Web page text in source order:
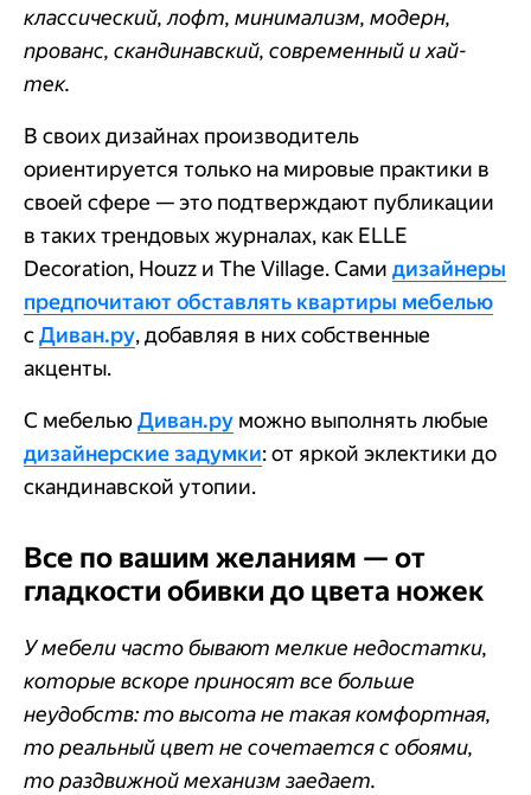
классический, лофт, минимализм, модерн,
прованс, скандинавский, современный и хай-
тек.
В своих дизайнах производитель
ориентируется только на мировые практики в
своей сфере — это подтверждают публикации
в таких трендовых журналах, как ELLE
Decoration, Houzz и The Village. Сами дизайнеры
предпочитают обставлять квартиры мебелью
сДиван.ру, добавляя в них собственные
акценты.
С мебельюДиван.ру можно выполнять любые
дизайнерские задумки: от яркой эклектики до
скандинавской утопии.
Все по вашим желаниям — от
гладкости обивки до цвета ножек
У мебели часто бывают мелкие недостатки,
которые вскоре приносят все больше
неудобств: то высота не такая комфортная,
то реальный цвет не сочетается с обоями,
то раздвижной механизм заедает.